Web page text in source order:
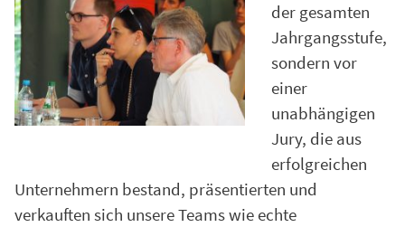
der gesamten
Jahrgangsstufe,
sondern vor
einer
unabhängigen
Jury, die aus
erfolgreichen
Unternehmern bestand, präsentierten und
verkauften sich unsere Teams wie echte